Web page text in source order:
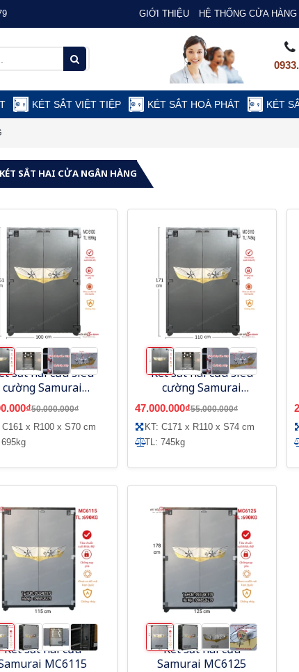
GIỚI THIỆU HỆ THỐNG CỬA HÀNG
KÉT SẮT VIỆT TIỆP KÉT SẮT HOÀ PHÁT KÉT
KÉT SẮT HAI CỬA NGÂN HÀNG
sắt hai cửa siêu
cường Samurai
MC6100 mã cơ
50.000.000₫
C161 x R100 x S70 cm
Két sắt hai cửa siêu
cường Samurai
MC6110 khóa cơ Hàn
Quốc
47.000.000₫55.000.000₫
KT: C171 x R110 x S74 cm
TL: 745kg
Két sắt hai cửa
MC6115
Két sắt hai cửa
Samurai MC6125